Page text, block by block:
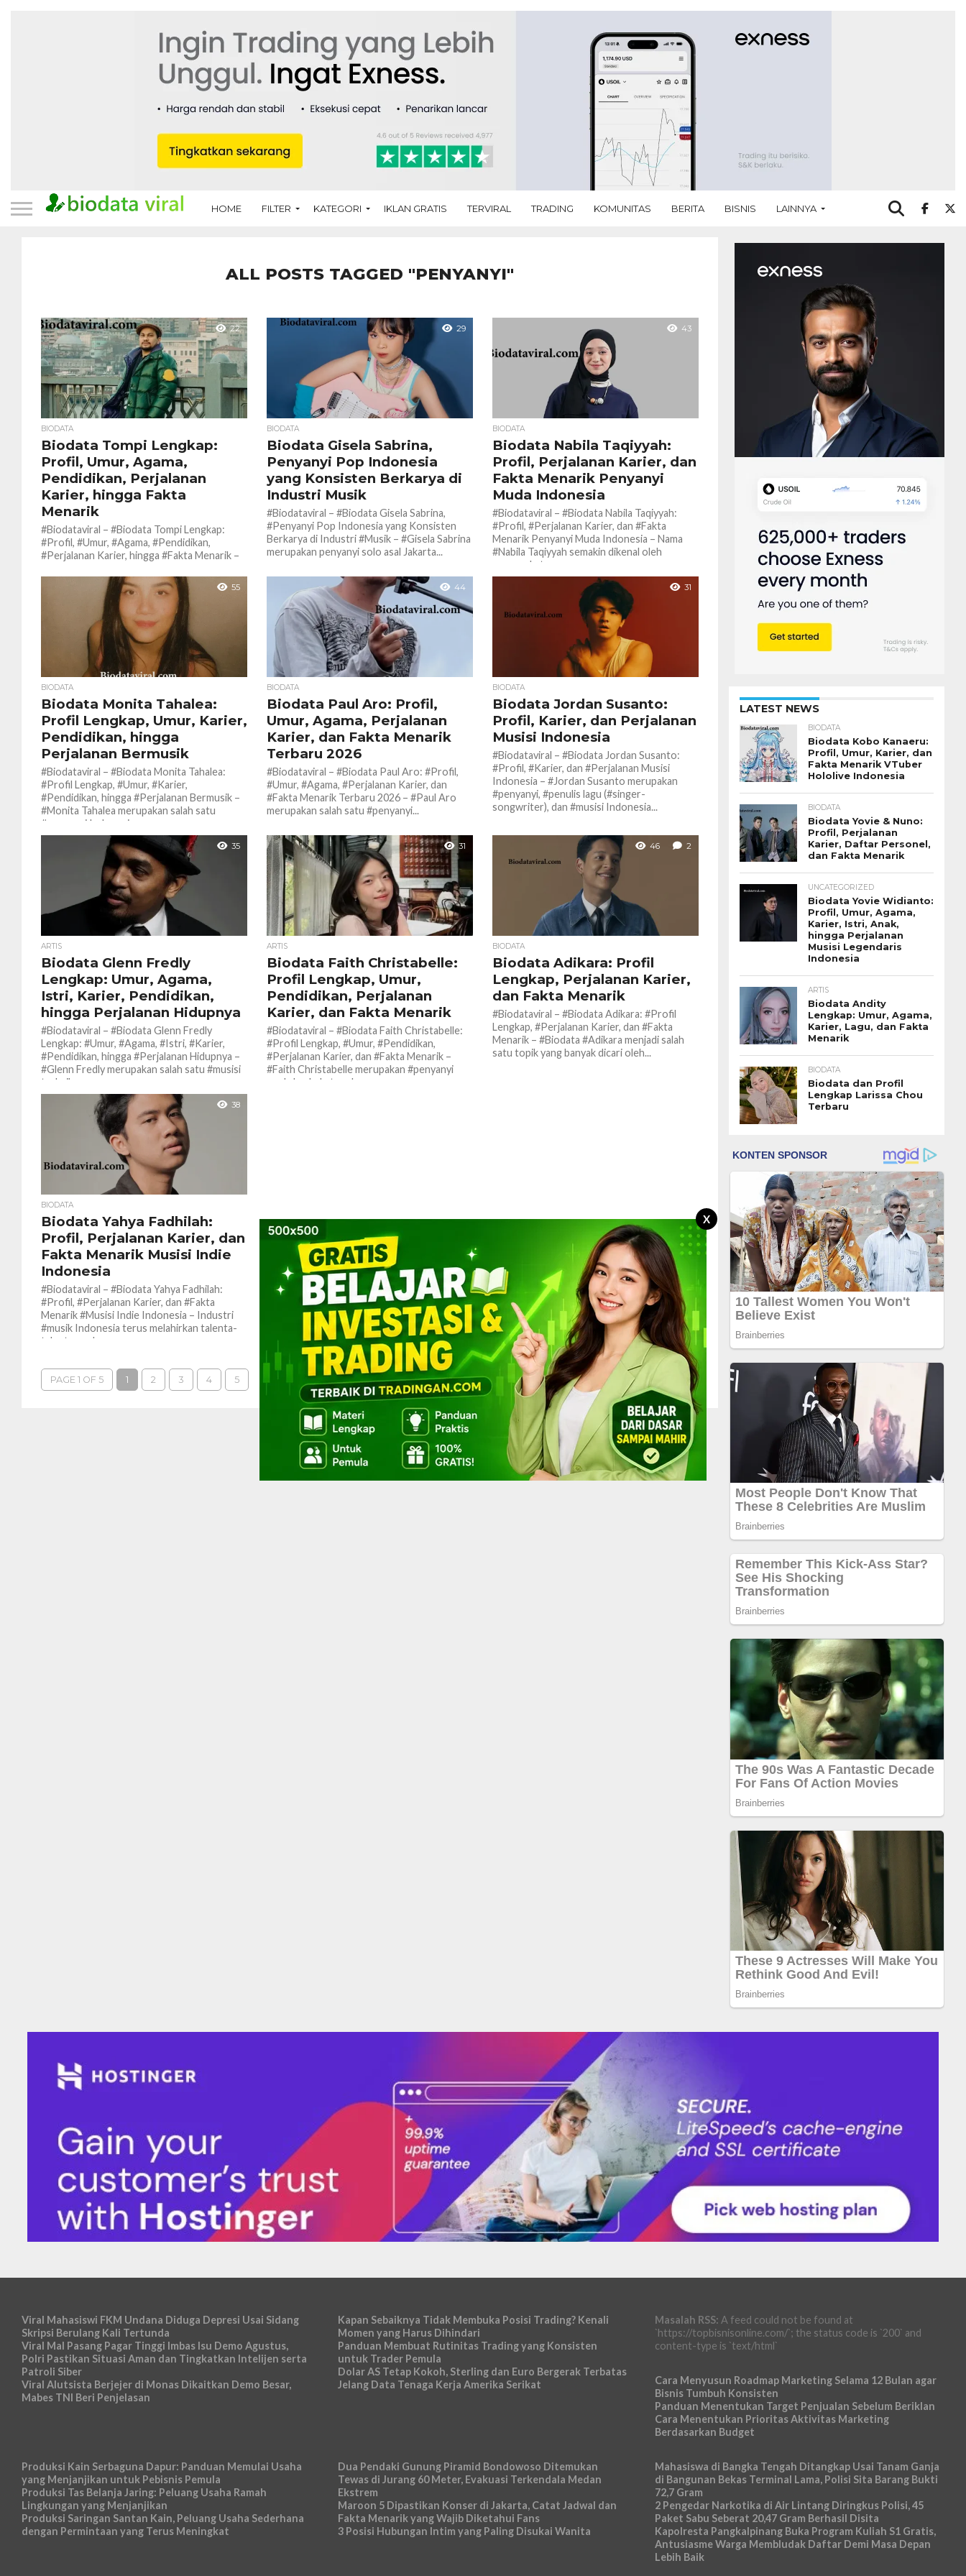
X
HOME FILTER KATEGORI IKLAN GRATIS TERVIRAL TRADING KOMUNITAS BERITA BISNIS LAINNYA
ALL POSTS TAGGED "PENYANYI"
22
BIODATA
Biodata Tompi Lengkap:
Profil, Umur, Agama,
Pendidikan, Perjalanan
Karier, hingga Fakta
Menarik
#Biodataviral – #Biodata Tompi Lengkap:
#Profil, #Umur, #Agama, #Pendidikan,
#Perjalanan Karier, hingga #Fakta Menarik –
29
BIODATA
Biodata Gisela Sabrina,
Penyanyi Pop Indonesia
yang Konsisten Berkarya di
Industri Musik
#Biodataviral – #Biodata Gisela Sabrina,
#Penyanyi Pop Indonesia yang Konsisten
Berkarya di Industri #Musik – #Gisela Sabrina
merupakan penyanyi solo asal Jakarta...
43
BIODATA
Biodata Nabila Taqiyyah:
Profil, Perjalanan Karier, dan
Fakta Menarik Penyanyi
Muda Indonesia
#Biodataviral – #Biodata Nabila Taqiyyah:
#Profil, #Perjalanan Karier, dan #Fakta
Menarik Penyanyi Muda Indonesia – Nama
#Nabila Taqiyyah semakin dikenal oleh
masyarakat...
55
BIODATA
Biodata Monita Tahalea:
Profil Lengkap, Umur, Karier,
Pendidikan, hingga
Perjalanan Bermusik
#Biodataviral – #Biodata Monita Tahalea:
#Profil Lengkap, #Umur, #Karier,
#Pendidikan, hingga #Perjalanan Bermusik –
#Monita Tahalea merupakan salah satu
#penyanyi Indonesia yang...
44
BIODATA
Biodata Paul Aro: Profil,
Umur, Agama, Perjalanan
Karier, dan Fakta Menarik
Terbaru 2026
#Biodataviral – #Biodata Paul Aro: #Profil,
#Umur, #Agama, #Perjalanan Karier, dan
#Fakta Menarik Terbaru 2026 – #Paul Aro
merupakan salah satu #penyanyi...
31
BIODATA
Biodata Jordan Susanto:
Profil, Karier, dan Perjalanan
Musisi Indonesia
#Biodataviral – #Biodata Jordan Susanto:
#Profil, #Karier, dan #Perjalanan Musisi
Indonesia – #Jordan Susanto merupakan
#penyanyi, #penulis lagu (#singer-
songwriter), dan #musisi Indonesia...
35
ARTIS
Biodata Glenn Fredly
Lengkap: Umur, Agama,
Istri, Karier, Pendidikan,
hingga Perjalanan Hidupnya
#Biodataviral – #Biodata Glenn Fredly
Lengkap: #Umur, #Agama, #Istri, #Karier,
#Pendidikan, hingga #Perjalanan Hidupnya –
#Glenn Fredly merupakan salah satu #musisi
terbaik...
31
ARTIS
Biodata Faith Christabelle:
Profil Lengkap, Umur,
Pendidikan, Perjalanan
Karier, dan Fakta Menarik
#Biodataviral – #Biodata Faith Christabelle:
#Profil Lengkap, #Umur, #Pendidikan,
#Perjalanan Karier, dan #Fakta Menarik –
#Faith Christabelle merupakan #penyanyi
muda berbakat asal...
46 2
BIODATA
Biodata Adikara: Profil
Lengkap, Perjalanan Karier,
dan Fakta Menarik
#Biodataviral – #Biodata Adikara: #Profil
Lengkap, #Perjalanan Karier, dan #Fakta
Menarik – #Biodata #Adikara menjadi salah
satu topik yang banyak dicari oleh...
38
BIODATA
Biodata Yahya Fadhilah:
Profil, Perjalanan Karier, dan
Fakta Menarik Musisi Indie
Indonesia
#Biodataviral – #Biodata Yahya Fadhilah:
#Profil, #Perjalanan Karier, dan #Fakta
Menarik #Musisi Indie Indonesia – Industri
#musik Indonesia terus melahirkan talenta-
talenta muda...
PAGE 1 OF 5 1 2 3 4 5
LATEST NEWS
BIODATA
Biodata Kobo Kanaeru:
Profil, Umur, Karier, dan
Fakta Menarik VTuber
Hololive Indonesia
BIODATA
Biodata Yovie & Nuno:
Profil, Perjalanan
Karier, Daftar Personel,
dan Fakta Menarik
UNCATEGORIZED
Biodata Yovie Widianto:
Profil, Umur, Agama,
Karier, Istri, Anak,
hingga Perjalanan
Musisi Legendaris
Indonesia
ARTIS
Biodata Andity
Lengkap: Umur, Agama,
Karier, Lagu, dan Fakta
Menarik
BIODATA
Biodata dan Profil
Lengkap Larissa Chou
Terbaru
Viral Mahasiswi FKM Undana Diduga Depresi Usai Sidang
Skripsi Berulang Kali Tertunda
Viral Mal Pasang Pagar Tinggi Imbas Isu Demo Agustus,
Polri Pastikan Situasi Aman dan Tingkatkan Intelijen serta
Patroli Siber
Viral Alutsista Berjejer di Monas Dikaitkan Demo Besar,
Mabes TNI Beri Penjelasan
Kapan Sebaiknya Tidak Membuka Posisi Trading? Kenali
Momen yang Harus Dihindari
Panduan Membuat Rutinitas Trading yang Konsisten
untuk Trader Pemula
Dolar AS Tetap Kokoh, Sterling dan Euro Bergerak Terbatas
Jelang Data Tenaga Kerja Amerika Serikat
Masalah RSS: A feed could not be found at
`https://topbisnisonline.com/`; the status code is `200` and
content-type is `text/html`
Cara Menyusun Roadmap Marketing Selama 12 Bulan agar
Bisnis Tumbuh Konsisten
Panduan Menentukan Target Penjualan Sebelum Beriklan
Cara Menentukan Prioritas Aktivitas Marketing
Berdasarkan Budget
Produksi Kain Serbaguna Dapur: Panduan Memulai Usaha
yang Menjanjikan untuk Pebisnis Pemula
Produksi Tas Belanja Jaring: Peluang Usaha Ramah
Lingkungan yang Menjanjikan
Produksi Saringan Santan Kain, Peluang Usaha Sederhana
dengan Permintaan yang Terus Meningkat
Dua Pendaki Gunung Piramid Bondowoso Ditemukan
Tewas di Jurang 60 Meter, Evakuasi Terkendala Medan
Ekstrem
Maroon 5 Dipastikan Konser di Jakarta, Catat Jadwal dan
Fakta Menarik yang Wajib Diketahui Fans
3 Posisi Hubungan Intim yang Paling Disukai Wanita
Mahasiswa di Bangka Tengah Ditangkap Usai Tanam Ganja
di Bangunan Bekas Terminal Lama, Polisi Sita Barang Bukti
72,7 Gram
2 Pengedar Narkotika di Air Lintang Diringkus Polisi, 45
Paket Sabu Seberat 20,47 Gram Berhasil Disita
Kapolresta Pangkalpinang Buka Program Kuliah S1 Gratis,
Antusiasme Warga Membludak Daftar Demi Masa Depan
Lebih Baik